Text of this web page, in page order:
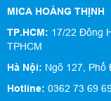
MICA HOÀNG THỊNH
TP.HCM: 17/22 Đông
TPHCM
Hà Nội: Ngõ 127, Phố
Hotline: 0362 73 69